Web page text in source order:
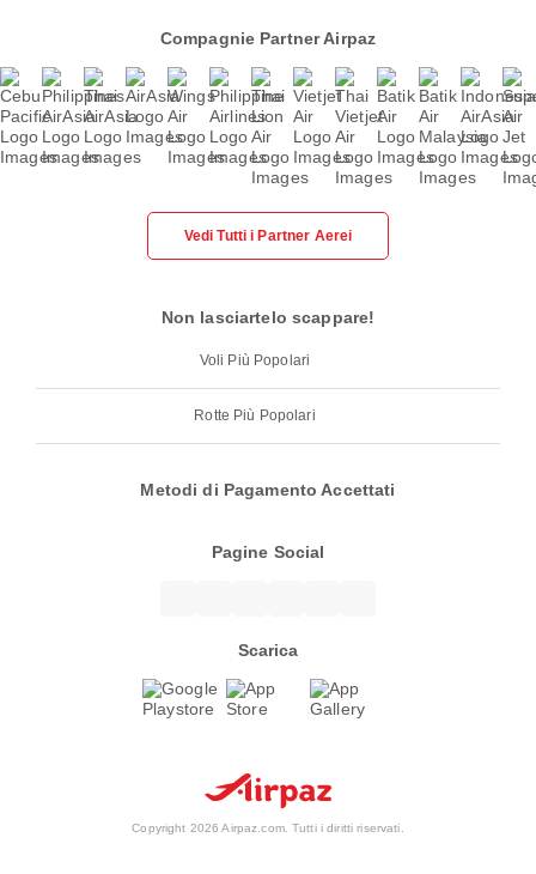
Compagnie Partner Airpaz
Vedi Tutti i Partner Aerei
Non lasciartelo scappare!
Voli Più Popolari
Rotte Più Popolari
Metodi di Pagamento Accettati
Pagine Social
Scarica
Copyright 2026 Airpaz.com. Tutti i diritti riservati.